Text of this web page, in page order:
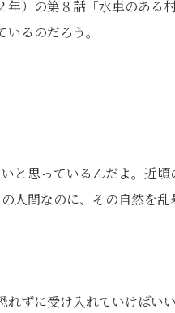
）の第８話「水車のある
るのだろう。
と思っているんだよ。近
人間なのに、その自然を乱
ずに受け入れていけばい